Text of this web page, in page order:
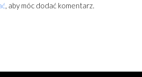
, aby móc dodać komentarz.